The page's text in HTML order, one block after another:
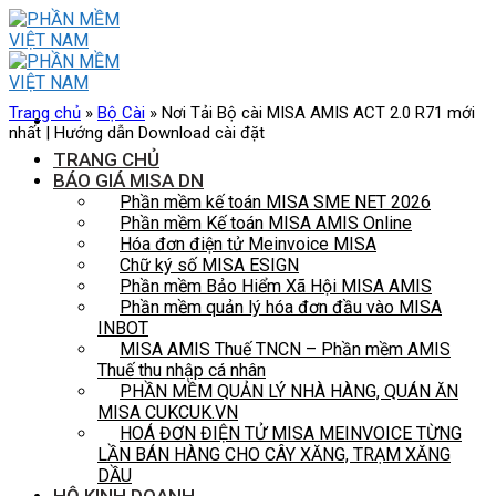
Skip
to
content
TRANG CHỦ
BÁO GIÁ MISA DN
Phần mềm kế toán MISA SME NET 2026
Phần mềm Kế toán MISA AMIS Online
Hóa đơn điện tử Meinvoice MISA
Chữ ký số MISA ESIGN
Phần mềm Bảo Hiểm Xã Hội MISA AMIS
Phần mềm quản lý hóa đơn đầu vào MISA
INBOT
MISA AMIS Thuế TNCN – Phần mềm AMIS
Thuế thu nhập cá nhân
PHẦN MỀM QUẢN LÝ NHÀ HÀNG, QUÁN ĂN
MISA CUKCUK.VN
HOÁ ĐƠN ĐIỆN TỬ MISA MEINVOICE TỪNG
LẦN BÁN HÀNG CHO CÂY XĂNG, TRẠM XĂNG
DẦU
Trang chủ » Bộ Cài » Nơi Tải Bộ cài MISA AMIS ACT 2.0 R71 mới
nhất | Hướng dẫn Download cài đặt